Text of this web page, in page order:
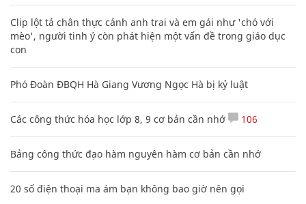
Clip lột tả chân thực cảnh anh trai và em gái như 'chó với
mèo', người tinh ý còn phát hiện một vấn đề trong giáo dục
con
Phó Đoàn ĐBQH Hà Giang Vương Ngọc Hà bị kỷ luật
Các công thức hóa học lớp 8, 9 cơ bản cần nhớ 106
Bảng công thức đạo hàm nguyên hàm cơ bản cần nhớ
20 số điện thoại ma ám bạn không bao giờ nên gọi